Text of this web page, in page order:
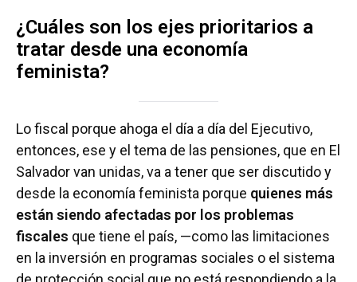
¿Cuáles son los ejes prioritarios a
tratar desde una economía
feminista?
Lo fiscal porque ahoga el día a día del Ejecutivo,
entonces, ese y el tema de las pensiones, que en El
Salvador van unidas, va a tener que ser discutido y
desde la economía feminista porque quienes más
están siendo afectadas por los problemas
fiscales que tiene el país, —como las limitaciones
en la inversión en programas sociales o el sistema